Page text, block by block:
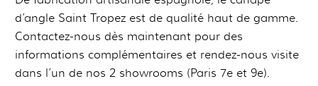
d’angle Saint Tropez est de qualité haut de gamme.
Contactez-nous dès maintenant pour des
informations complémentaires et rendez-nous visite
dans l’un de nos 2 showrooms (Paris 7e et 9e).